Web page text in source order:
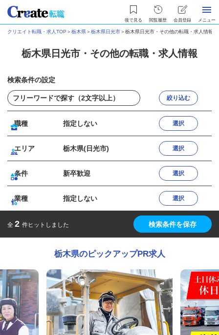
後で見る 閲覧履歴 会員登録 メニュー
クリエイト転職・求人TOP ＞栃木県＞栃木県日光市＞栃木県日光市・その他の転職・求人情報
栃木県日光市・その他の転職・求人情報
検索条件の設定
絞り込む
職種 指定しない 選択
エリア 栃木県(日光市) 選択
条件 新卒歓迎 選択
業種 指定しない 選択
全 2 件ヒットしました 検索条件を保存
栃木県のピックアップPR求人